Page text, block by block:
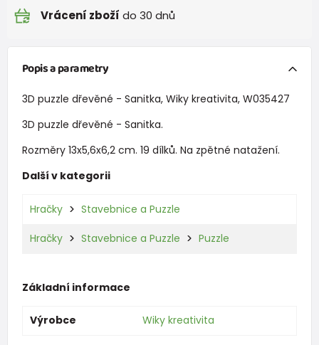
Vrácení zboží do 30 dnů
Popis a parametry
3D puzzle dřevěné - Sanitka, Wiky kreativita, W035427
3D puzzle dřevěné - Sanitka.
Rozměry 13x5,6x6,2 cm. 19 dílků. Na zpětné natažení.
Další v kategorii
Hračky Stavebnice a Puzzle
Hračky Stavebnice a Puzzle Puzzle
Základní informace
Výrobce Wiky kreativita